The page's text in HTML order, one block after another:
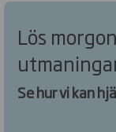
Lös
Se hur vi kan